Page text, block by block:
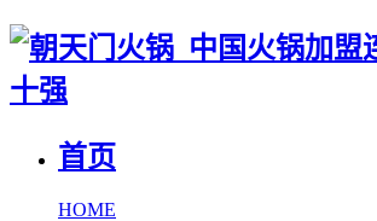
首页
HOME